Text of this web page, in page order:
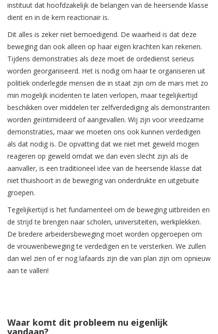
instituut dat hoofdzakelijk de belangen van de heersende klasse
dient en in de kern reactionair is.
Dit alles is zeker niet bemoedigend. De waarheid is dat deze
beweging dan ook alleen op haar eigen krachten kan rekenen.
Tijdens demonstraties als deze moet de ordedienst serieus
worden georganiseerd. Het is nodig om haar te organiseren uit
politiek onderlegde mensen die in staat zijn om de mars met zo
min mogelijk incidenten te laten verlopen, maar tegelijkertijd
beschikken over middelen ter zelfverdediging als demonstranten
worden geïntimideerd of aangevallen. Wij zijn voor vreedzame
demonstraties, maar we moeten ons ook kunnen verdedigen
als dat nodig is. De opvatting dat we niet met geweld mogen
reageren op geweld omdat we dan even slecht zijn als de
aanvaller, is een traditioneel idee van de heersende klasse dat
niet thuishoort in de beweging van onderdrukte en uitgebuite
groepen.
Tegelijkertijd is het fundamenteel om de beweging uitbreiden en
de strijd te brengen naar scholen, universiteiten, werkplekken.
De bredere arbeidersbeweging moet worden opgeroepen om
de vrouwenbeweging te verdedigen en te versterken. We zullen
dan wel zien of er nog lafaards zijn die van plan zijn om opnieuw
aan te vallen!
Waar komt dit probleem nu eigenlijk